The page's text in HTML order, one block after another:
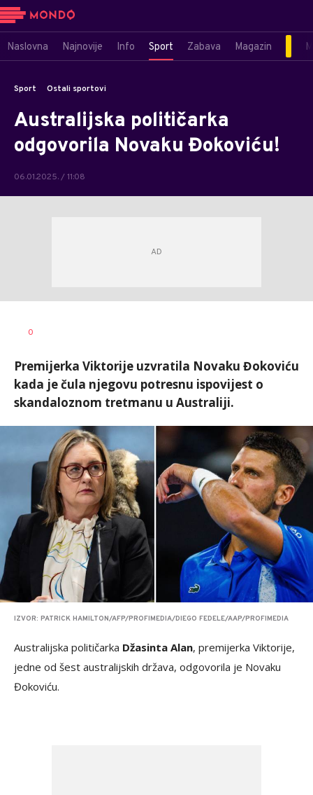
Naslovna Najnovije Info Sport Zabava Magazin
Sport Ostali sportovi
Australijska političarka
odgovorila Novaku Đokoviću!
06.01.2025. / 11:08
AUTOR
0
Premijerka Viktorije uzvratila Novaku Đokoviću
kada je čula njegovu potresnu ispovijest o
skandaloznom tretmanu u Australiji.
IZVOR: PATRICK HAMILTON/AFP/PROFIMEDIA/DIEGO FEDELE/AAP/PROFIMEDIA
Australijska političarka Džasinta Alan, premijerka Viktorije,
jedne od šest australijskih država, odgovorila je Novaku
Đokoviću.